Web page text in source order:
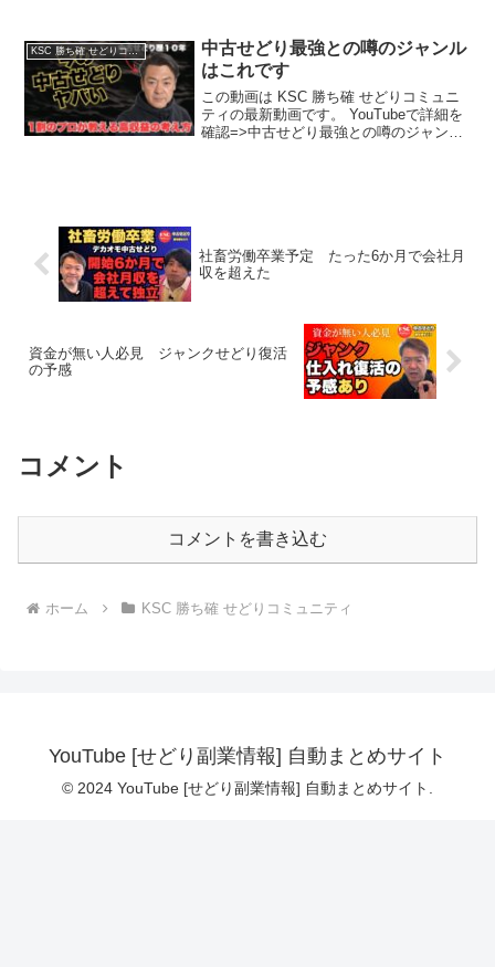
KSC 勝ち確 せどりコミュニティ
中古せどり最強との噂のジャンル
はこれです
この動画は KSC 勝ち確 せどりコミュニ
ティの最新動画です。 YouTubeで詳細を
確認=>中古せどり最強との噂のジャンル
社畜労働卒業予定 たった6か月で会社月
収を超えた
資金が無い人必見 ジャンクせどり復活
の予感
コメント
コメントを書き込む
ホーム KSC 勝ち確 せどりコミュニティ
YouTube [せどり副業情報] 自動まとめサイト
© 2024 YouTube [せどり副業情報] 自動まとめサイト.